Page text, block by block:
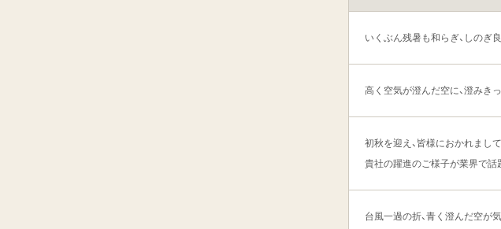
いくぶん残暑も和らぎ、しのぎ
高く空気が澄んだ空に、澄みき
初秋を迎え、皆様におかれまし
貴社の躍進のご様子が業界で話
台風一過の折、青く澄んだ空が